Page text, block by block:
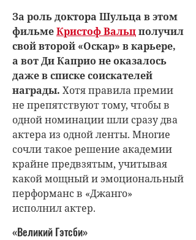
За роль доктора Шульца в этом
фильмеКристоф Вальцполучил
свой второй «Оскар» в карьере,
а вот Ди Каприо не оказалось
даже в списке соискателей
награды. Хотя правила премии
не препятствуют тому, чтобы в
одной номинации шли сразу два
актера из одной ленты. Многие
сочли такое решение академии
крайне предвзятым, учитывая
какой мощный и эмоциональный
перформанс в «Джанго»
исполнил актер.
«Великий Гэтсби»